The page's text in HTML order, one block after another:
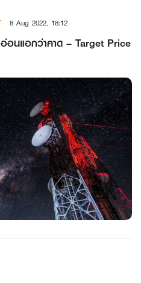
8 Aug 2022, 18:12
อนแอกว่าคาด – Target Price